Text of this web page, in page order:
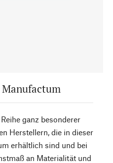
ganz besonderer
Herstellern, die in dieser
erhältlich sind und bei
an Materialität und